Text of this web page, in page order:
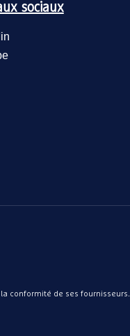
sociaux
conformité de ses fournisseurs.